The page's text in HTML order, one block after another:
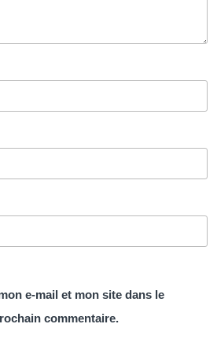
e-mail et mon site dans le
commentaire.